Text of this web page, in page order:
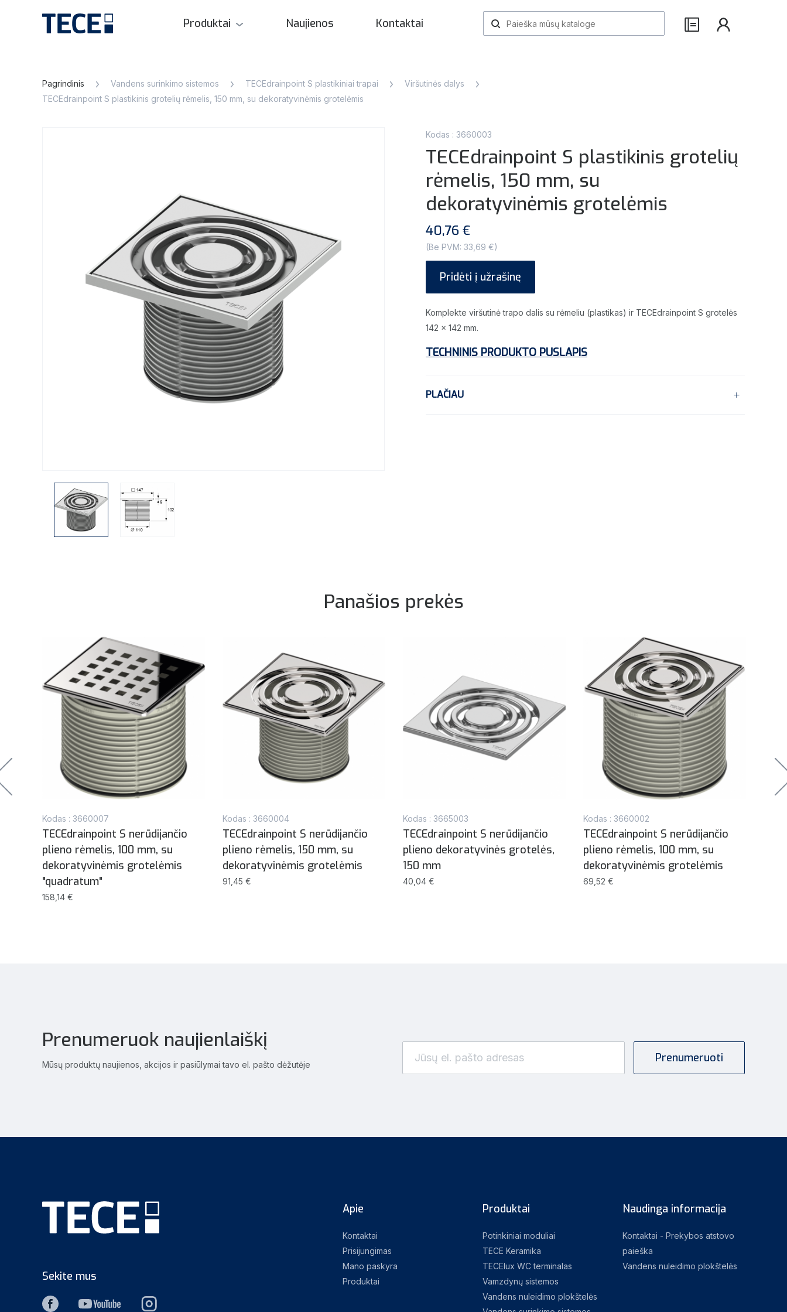
Produktai Naujienos Kontaktai
Pagrindinis Vandens surinkimo sistemos TECEdrainpoint S plastikiniai trapai
Viršutinės dalys
TECEdrainpoint S plastikinis grotelių rėmelis, 150 mm, su dekoratyvinėmis grotelėmis
Kodas : 3660003
TECEdrainpoint S plastikinis grotelių
rėmelis, 150 mm, su
dekoratyvinėmis grotelėmis
40,76 €
(Be PVM: 33,69 €)
Pridėti į užrašinę
Komplekte viršutinė trapo dalis su rėmeliu (plastikas) ir TECEdrainpoint S grotelės
142 x 142 mm.
TECHNINIS PRODUKTO PUSLAPIS
PLAČIAU
Panašios prekės
Kodas : 3660007
TECEdrainpoint S nerūdijančio
plieno rėmelis, 100 mm, su
dekoratyvinėmis grotelėmis
"quadratum"
158,14 €
Kodas : 3660004
TECEdrainpoint S nerūdijančio
plieno rėmelis, 150 mm, su
dekoratyvinėmis grotelėmis
91,45 €
Kodas : 3665003
TECEdrainpoint S nerūdijančio
plieno dekoratyvinės grotelės,
150 mm
40,04 €
Kodas : 3660002
TECEdrainpoint S nerūdijančio
plieno rėmelis, 100 mm, su
dekoratyvinėmis grotelėmis
69,52 €
Prenumeruok naujienlaiškį
Mūsų produktų naujienos, akcijos ir pasiūlymai tavo el. pašto dėžutėje
Sekite mus
Apie
Kontaktai
Prisijungimas
Mano paskyra
Produktai
Produktai
Potinkiniai moduliai
TECE Keramika
TECElux WC terminalas
Vamzdynų sistemos
Vandens nuleidimo plokštelės
Naudinga informacija
Kontaktai - Prekybos atstovo
paieška
Vandens nuleidimo plokštelės